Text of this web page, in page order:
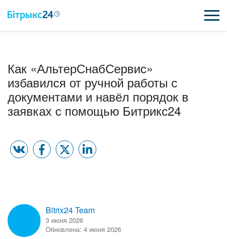
ЦЕНЫ
ИНТЕГРАЦИИ
ПОЛЕЗНОЕ
ПОЛУЧИТЬ БЕСПЛАТНО
ВХОД
Как «АльтерСнабСервис»
избавился от ручной работы с
документами и навёл порядок в
заявках с помощью Битрикс24
Bitrix24 Team
3 июня 2026
Обновлена: 4 июня 2026